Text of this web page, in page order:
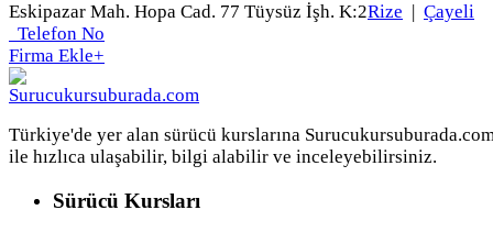
Eskipazar Mah. Hopa Cad. 77 Tüysüz İşh. K:2Rize
Çayeli
Telefon No
Firma Ekle+
Türkiye'de yer alan sürücü kurslarına
ile hızlıca ulaşabilir, bilgi alabilir ve inceleyebilirsiniz.
Sürücü Kursları